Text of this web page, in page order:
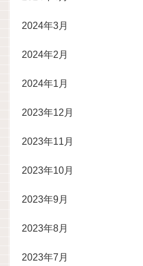
2024年3月
2024年2月
2024年1月
2023年12月
2023年11月
2023年10月
2023年9月
2023年8月
2023年7月